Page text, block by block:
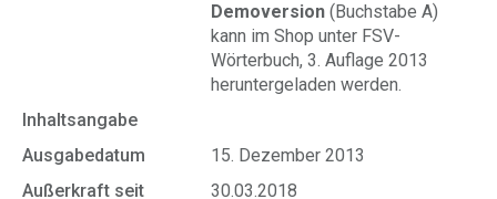
Demoversion (Buchstabe A)
kann im Shop unter FSV-
Wörterbuch, 3. Auflage 2013
heruntergeladen werden.
Inhaltsangabe
Ausgabedatum
15. Dezember 2013
Außerkraft seit
30.03.2018